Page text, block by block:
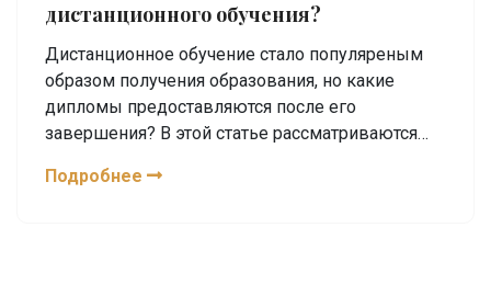
дистанционного обучения?
Дистанционное обучение стало популяреным
образом получения образования, но какие
дипломы предоставляются после его
завершения? В этой статье рассматриваются
после онлайн-курсов, что означает
Подробнее